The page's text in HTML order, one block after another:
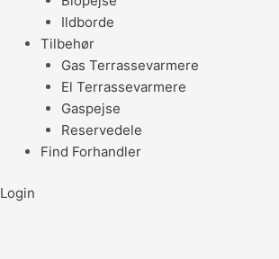
Ildborde
Tilbehør
Gas Terrassevarmere
El Terrassevarmere
Gaspejse
Reservedele
Find Forhandler
Login